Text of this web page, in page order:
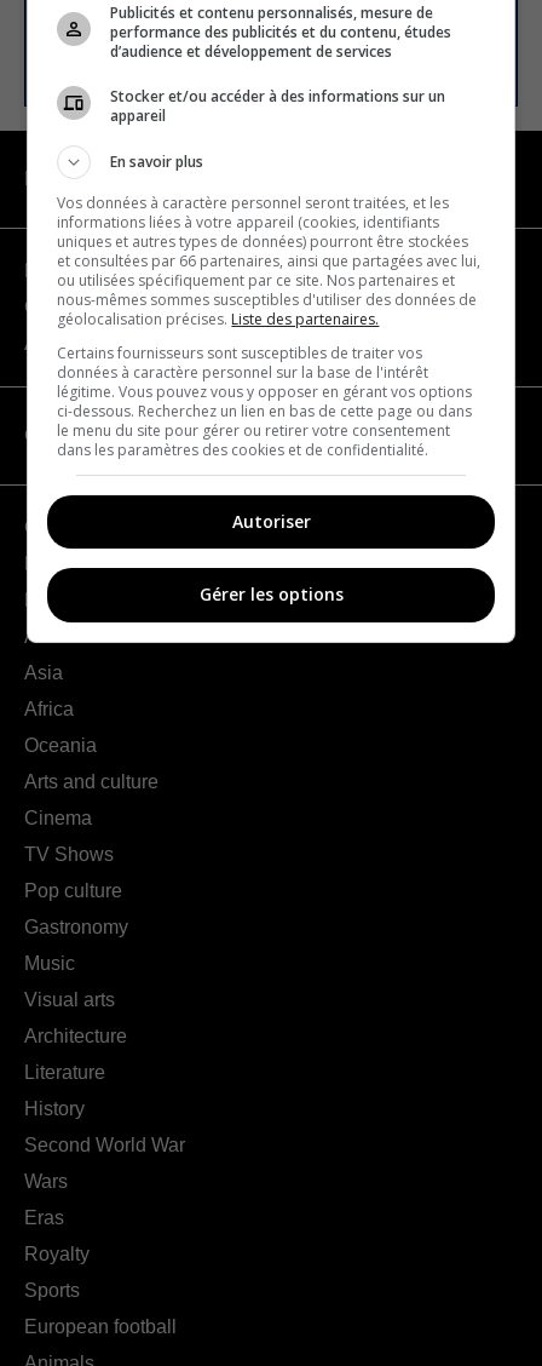
SUBSCRIBE
NAVIGATION
Become a partner
Contact us
About us
CATEGORIES
Geography
France
Europe
Americas
Asia
Africa
Oceania
Arts and culture
Cinema
TV Shows
Pop culture
Gastronomy
Music
Visual arts
Architecture
Literature
History
Second World War
Wars
Eras
Royalty
Sports
European football
Publicités et contenu personnalisés, mesure de
performance des publicités et du contenu, études
d’audience et développement de services
Stocker et/ou accéder à des informations sur un
appareil
En savoir plus
Vos données à caractère personnel seront traitées, et les
informations liées à votre appareil (cookies, identifiants
uniques et autres types de données) pourront être stockées
et consultées par 66 partenaires, ainsi que partagées avec lui,
ou utilisées spécifiquement par ce site. Nos partenaires et
nous-mêmes sommes susceptibles d'utiliser des données de
géolocalisation précises. Liste des partenaires.
Certains fournisseurs sont susceptibles de traiter vos
données à caractère personnel sur la base de l'intérêt
légitime. Vous pouvez vous y opposer en gérant vos options
ci-dessous. Recherchez un lien en bas de cette page ou dans
le menu du site pour gérer ou retirer votre consentement
dans les paramètres des cookies et de confidentialité.
Autoriser
Gérer les options